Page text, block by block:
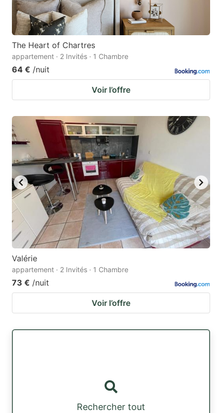
The Heart of Chartres
appartement · 2 Invités · 1 Chambre
64 € /nuit
Voir l’offre
Valérie
appartement · 2 Invités · 1 Chambre
73 € /nuit
Voir l’offre
Rechercher tout